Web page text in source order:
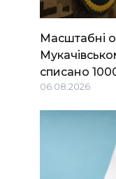
Масштабні
списано
06.08.2026